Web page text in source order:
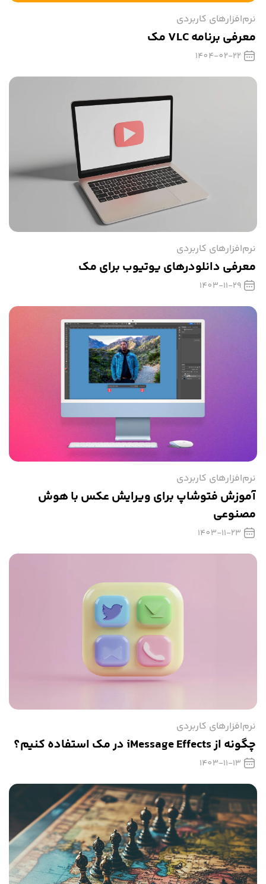
نرم‌افزارهای کاربردی
معرفی برنامه VLC مک
1404-02-22
نرم‌افزارهای کاربردی
معرفی دانلودرهای یوتیوب برای مک
1403-11-29
نرم‌افزارهای کاربردی
آموزش فتوشاپ برای ویرایش عکس با هوش
مصنوعی
1403-11-23
نرم‌افزارهای کاربردی
چگونه از iMessage Effects در مک استفاده کنیم؟
1403-11-13